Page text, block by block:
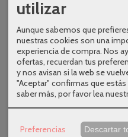
utilizar
Aunque sabemos que
nuestras cookies son una
experiencia de compra. Nos
ofertas, recuerdan tus
y nos avisan si la web se
"Aceptar" confirmas que estás
saber más, por favor lea
Preferencias Descartar